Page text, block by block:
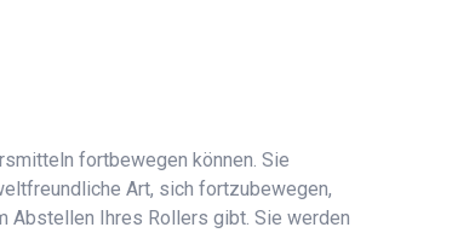
fortbewegen können. Sie
Art, sich fortzubewegen,
Abstellen Ihres Rollers gibt. Sie werden